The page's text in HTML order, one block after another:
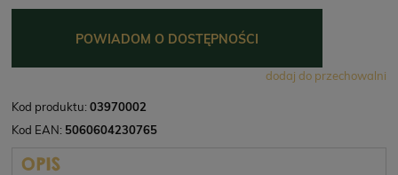
POWIADOM O DOSTĘPNOŚCI
dodaj do przechowalni
Kod produktu: 03970002
Kod EAN: 5060604230765
OPIS